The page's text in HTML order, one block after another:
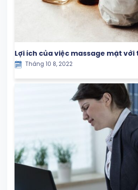
Lợi ích của việc massage mặt với
Tháng 10 8, 2022